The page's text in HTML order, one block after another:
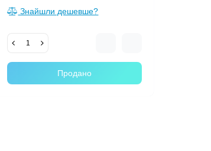
Знайшли дешевше?
Продано